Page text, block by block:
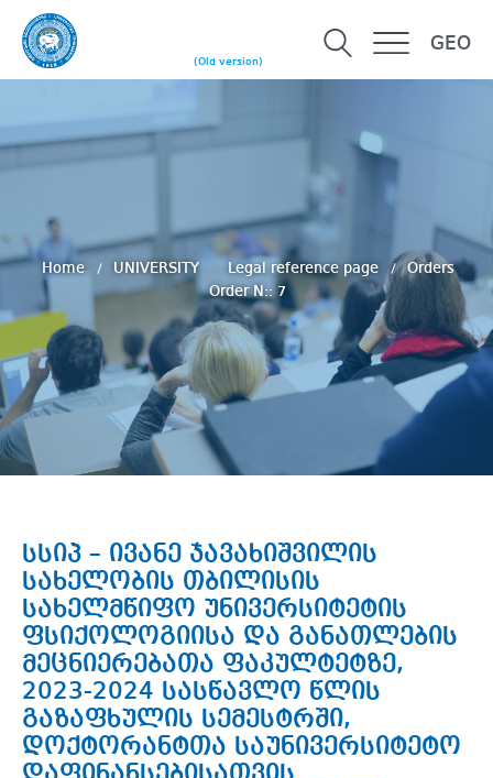
(Old version)
GEO
Home UNIVERSITY Legal reference page
Orders
Order N:: 7
სსიპ – ივანე ჯავახიშვილის
სახელობის თბილისის
სახელმწიფო უნივერსიტეტის
ფსიქოლოგიისა და განათლების
მეცნიერებათა ფაკულტეტზე,
2023-2024 სასწავლო წლის
გაზაფხულის სემესტრში,
დოქტორანტთა საუნივერსიტეტო